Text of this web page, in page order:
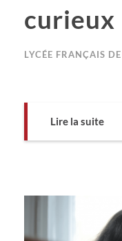
curieux
LYCÉE FRANÇAIS
Lire la suite